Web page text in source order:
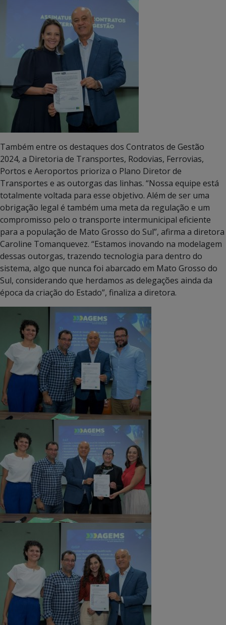
Também entre os destaques dos Contratos de Gestão
2024, a Diretoria de Transportes, Rodovias, Ferrovias,
Portos e Aeroportos prioriza o Plano Diretor de
Transportes e as outorgas das linhas. “Nossa equipe está
totalmente voltada para esse objetivo. Além de ser uma
obrigação legal é também uma meta da regulação e um
compromisso pelo o transporte intermunicipal eficiente
para a população de Mato Grosso do Sul”, afirma a diretora
Caroline Tomanquevez. “Estamos inovando na modelagem
dessas outorgas, trazendo tecnologia para dentro do
sistema, algo que nunca foi abarcado em Mato Grosso do
Sul, considerando que herdamos as delegações ainda da
época da criação do Estado”, finaliza a diretora.